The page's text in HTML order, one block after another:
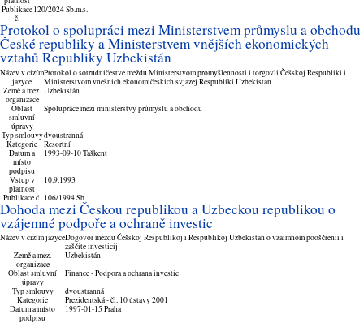
Publikace
č.
120/2024 Sb.m.s.
Protokol o spolupráci mezi Ministerstvem průmyslu a obchodu
České republiky a Ministerstvem vnějších ekonomických
vztahů Republiky Uzbekistán
Název v cizím
jazyce
Protokol o sotrudničestve meždu Ministerstvom promyšlennosti i torgovli Češskoj Respubliki i
Ministerstvom vnešnich ekonomičeskich svjazej Respubliki Uzbekistan
Země a mez.
organizace
Uzbekistán
Oblast
smluvní
úpravy
Spolupráce mezi ministerstvy průmyslu a obchodu
Typ smlouvydvoustranná
Kategorie
Resortní
Datum a
místo
podpisu
1993-09-10 Taškent
Vstup v
platnost
10.9.1993
Publikace č. 106/1994 Sb.
Dohoda mezi Českou republikou a Uzbeckou republikou o
vzájemné podpoře a ochraně investic
Název v cizím jazyceDogovor meždu Češskoj Respublikoj i Respublikoj Uzbekistan o vzaimnom pooščrenii i
zaščite investicij
Země a mez.
organizace
Uzbekistán
Oblast smluvní
úpravy
Finance - Podpora a ochrana investic
Typ smlouvy
dvoustranná
Kategorie
Prezidentská - čl. 10 ústavy 2001
Datum a místo
podpisu
1997-01-15 Praha